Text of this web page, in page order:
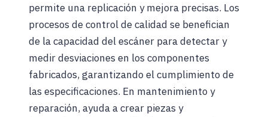
permite una replicación y mejora precisas. Los
procesos de control de calidad se benefician
de la capacidad del escáner para detectar y
medir desviaciones en los componentes
fabricados, garantizando el cumplimiento de
las especificaciones. En mantenimiento y
reparación, ayuda a crear piezas y